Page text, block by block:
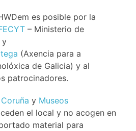
es posible por la
– Ministerio de
y
(Axencia para a
de Galicia) y al
patrocinadores.
y Museos
el local y no acogen en
material para